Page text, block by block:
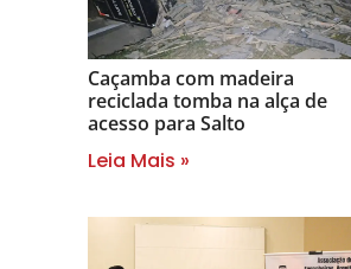
Caçamba com madeira
reciclada tomba na alça de
acesso para Salto
Leia Mais »